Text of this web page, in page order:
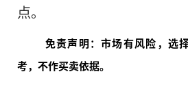
点。
免责声明：市场有风险，选
考，不作买卖依据。